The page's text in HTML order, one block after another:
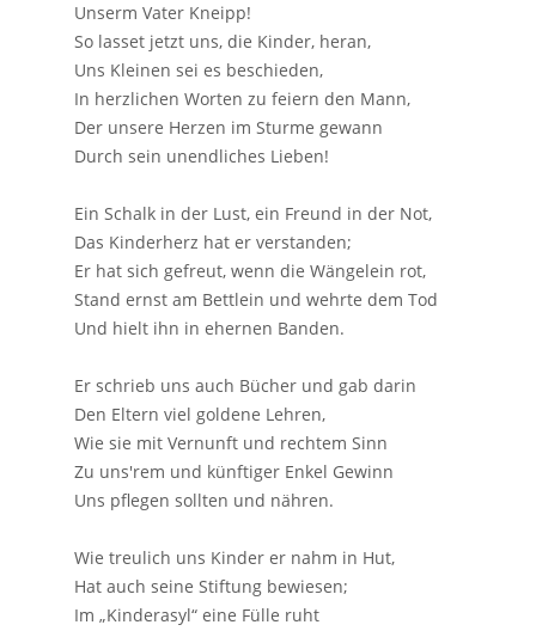
Unserm Vater Kneipp!
So lasset jetzt uns, die Kinder, heran,
Uns Kleinen sei es beschieden,
In herzlichen Worten zu feiern den Mann,
Der unsere Herzen im Sturme gewann
Durch sein unendliches Lieben!
Ein Schalk in der Lust, ein Freund in der Not,
Das Kinderherz hat er verstanden;
Er hat sich gefreut, wenn die Wängelein rot,
Stand ernst am Bettlein und wehrte dem Tod
Und hielt ihn in ehernen Banden.
Er schrieb uns auch Bücher und gab darin
Den Eltern viel goldene Lehren,
Wie sie mit Vernunft und rechtem Sinn
Zu uns'rem und künftiger Enkel Gewinn
Uns pflegen sollten und nähren.
Wie treulich uns Kinder er nahm in Hut,
Hat auch seine Stiftung bewiesen;
Im „Kinderasyl“ eine Fülle ruht